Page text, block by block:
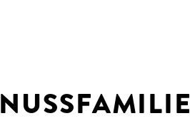
NUSSFAMILIE